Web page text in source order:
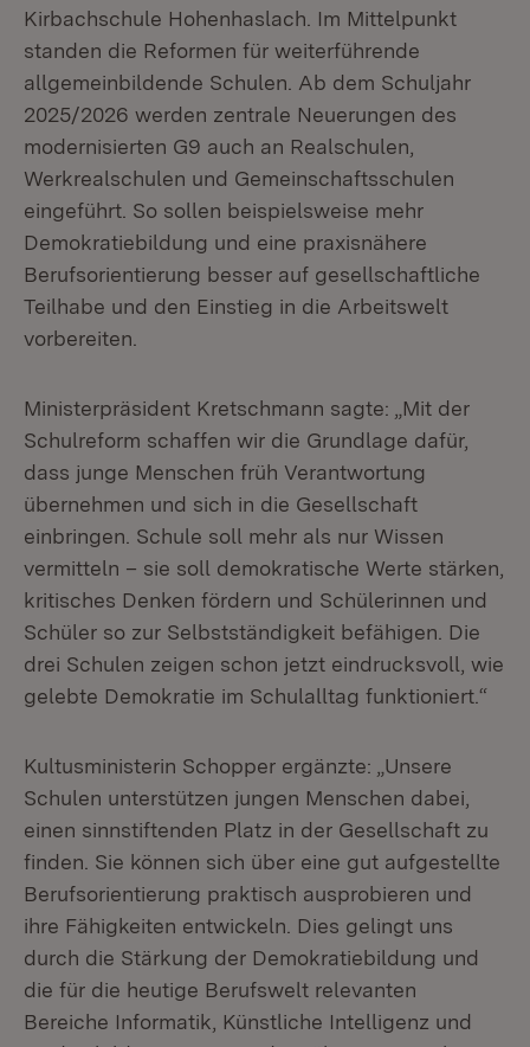
Kirbachschule Hohenhaslach. Im Mittelpunkt
standen die Reformen für weiterführende
allgemeinbildende Schulen. Ab dem Schuljahr
2025/2026 werden zentrale Neuerungen des
modernisierten G9 auch an Realschulen,
Werkrealschulen und Gemeinschaftsschulen
eingeführt. So sollen beispielsweise mehr
Demokratiebildung und eine praxisnähere
Berufsorientierung besser auf gesellschaftliche
Teilhabe und den Einstieg in die Arbeitswelt
vorbereiten.
Ministerpräsident Kretschmann sagte: „Mit der
Schulreform schaffen wir die Grundlage dafür,
dass junge Menschen früh Verantwortung
übernehmen und sich in die Gesellschaft
einbringen. Schule soll mehr als nur Wissen
vermitteln – sie soll demokratische Werte stärken,
kritisches Denken fördern und Schülerinnen und
Schüler so zur Selbstständigkeit befähigen. Die
drei Schulen zeigen schon jetzt eindrucksvoll, wie
gelebte Demokratie im Schulalltag funktioniert.“
Kultusministerin Schopper ergänzte: „Unsere
Schulen unterstützen jungen Menschen dabei,
einen sinnstiftenden Platz in der Gesellschaft zu
finden. Sie können sich über eine gut aufgestellte
Berufsorientierung praktisch ausprobieren und
ihre Fähigkeiten entwickeln. Dies gelingt uns
durch die Stärkung der Demokratiebildung und
die für die heutige Berufswelt relevanten
Bereiche Informatik, Künstliche Intelligenz und